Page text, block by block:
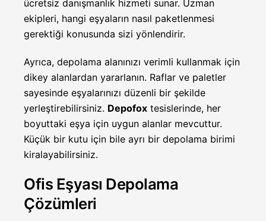
ücretsiz danışmanlık hizmeti sunar. Uzman
ekipleri, hangi eşyaların nasıl paketlenmesi
gerektiği konusunda sizi yönlendirir.
Ayrıca, depolama alanınızı verimli kullanmak için
dikey alanlardan yararlanın. Raflar ve paletler
sayesinde eşyalarınızı düzenli bir şekilde
yerleştirebilirsiniz. Depofox tesislerinde, her
boyuttaki eşya için uygun alanlar mevcuttur.
Küçük bir kutu için bile ayrı bir depolama birimi
kiralayabilirsiniz.
Ofis Eşyası Depolama
Çözümleri